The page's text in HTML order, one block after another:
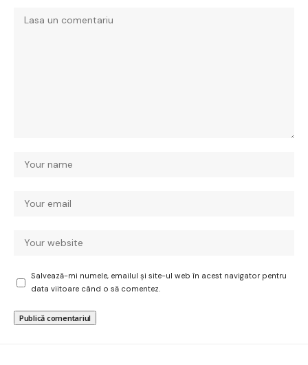
Salvează-mi numele, emailul și site-ul web în acest navigator pentru
data viitoare când o să comentez.